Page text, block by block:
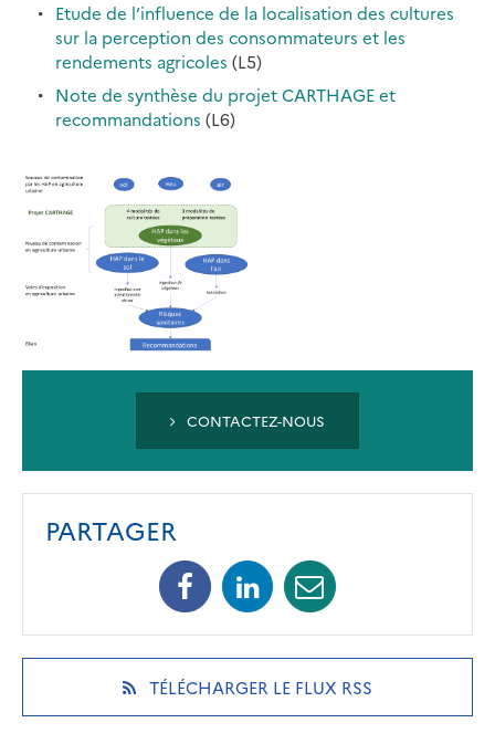
Etude de l’influence de la localisation des cultures
sur la perception des consommateurs et les
rendements agricoles (L5)
Note de synthèse du projet CARTHAGE et
recommandations (L6)
CONTACTEZ-NOUS
PARTAGER
Facebook
(opens
a
new
tab)
Linkedin
(opens
a
new
tab)
Mail
(opens
a
new
tab)
TÉLÉCHARGER LE FLUX RSS(OPENS